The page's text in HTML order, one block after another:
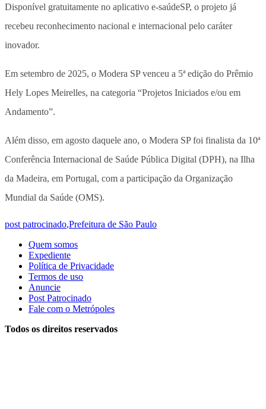
Disponível gratuitamente no aplicativo e-saúdeSP, o projeto já
recebeu reconhecimento nacional e internacional pelo caráter
inovador.
Em setembro de 2025, o Modera SP venceu a 5ª edição do Prêmio
Hely Lopes Meirelles, na categoria “Projetos Iniciados e/ou em
Andamento”.
Além disso, em agosto daquele ano, o Modera SP foi finalista da 10ª
Conferência Internacional de Saúde Pública Digital (DPH), na Ilha
da Madeira, em Portugal, com a participação da Organização
Mundial da Saúde (OMS).
post patrocinado,Prefeitura de São Paulo
Quem somos
Expediente
Política de Privacidade
Termos de uso
Anuncie
Post Patrocinado
Fale com o Metrópoles
Todos os direitos reservados